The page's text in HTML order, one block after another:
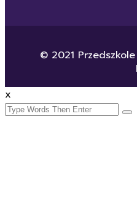
© 2021
x